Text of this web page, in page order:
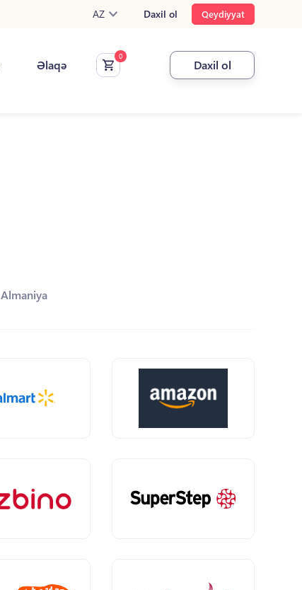
AZ Daxil ol Qeydiyyat
Əlaqə Daxil ol
Almaniya